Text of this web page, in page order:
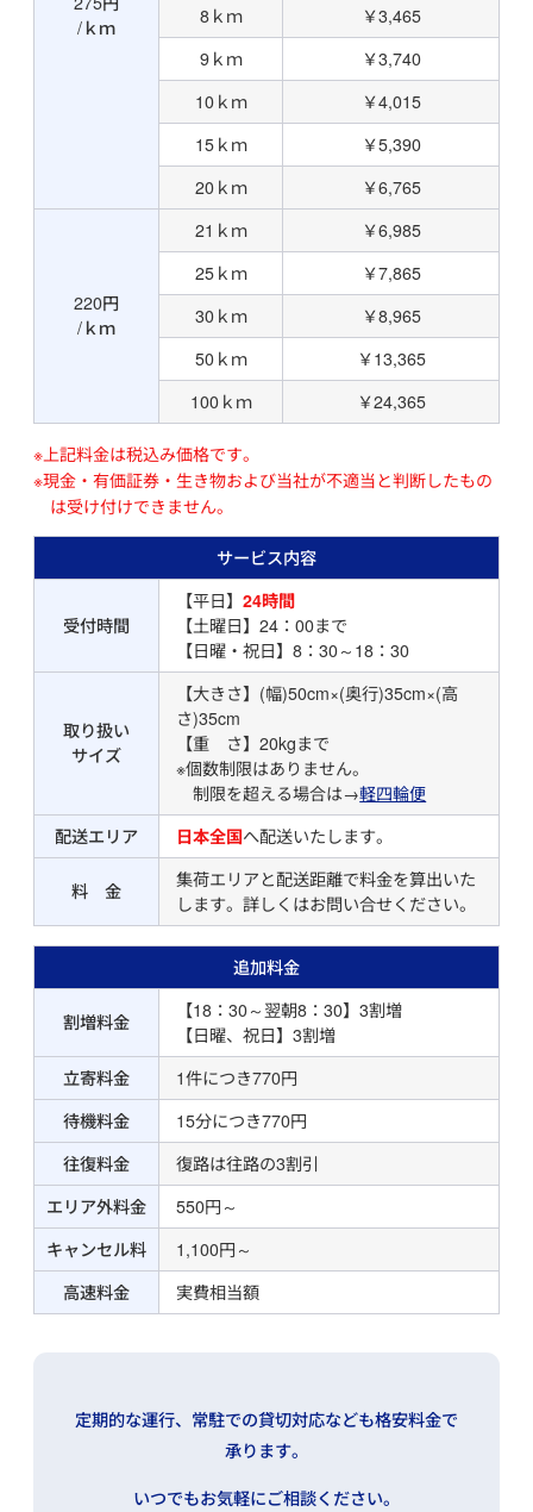
/ｋｍ
8ｋｍ
￥3,465
9ｋｍ
￥3,740
10ｋｍ
￥4,015
15ｋｍ
￥5,390
20ｋｍ
￥6,765
220円
/ｋｍ
21ｋｍ
￥6,985
25ｋｍ
￥7,865
30ｋｍ
￥8,965
50ｋｍ
￥13,365
100ｋｍ
￥24,365
※上記料金は税込み価格です。
※現金・有価証券・生き物および当社が不適当と判断したもの
は受け付けできません。
サービス内容
受付時間
【平日】24時間
【土曜日】24：00まで
【日曜・祝日】8：30～18：30
取り扱い
サイズ
【大きさ】(幅)50cm×(奥行)35cm×(高
さ)35cm
【重 さ】20kgまで
※個数制限はありません。
制限を超える場合は→軽四輪便
配送エリア
日本全国へ配送いたします。
料 金
集荷エリアと配送距離で料金を算出いた
します。詳しくはお問い合せください。
追加料金
割増料金
【18：30～翌朝8：30】3割増
【日曜、祝日】3割増
立寄料金
1件につき770円
待機料金
15分につき770円
往復料金
復路は往路の3割引
エリア外料金
550円～
キャンセル料
1,100円～
高速料金
実費相当額
定期的な運行、常駐での貸切対応なども格安料金で
承ります。
いつでもお気軽にご相談ください。